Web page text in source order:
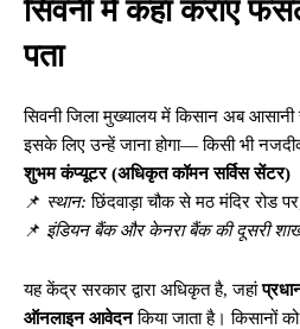
सिवनी में कहां कराएं
पता
सिवनी जिला मुख्यालय में किसान अब
इसके लिए उन्हें जाना होगा— किसी भी
शुभम कंप्यूटर (अधिकृत कॉमन सर्विस सेंटर)
📌 स्थान: छिंदवाड़ा चौक से मठ मंदिर रोड
📌 इंडियन बैंक और केनरा बैंक की दूसरी
यह केंद्र सरकार द्वारा अधिकृत है, जहां
ऑनलाइन आवेदनकिया जाता है। किसानों